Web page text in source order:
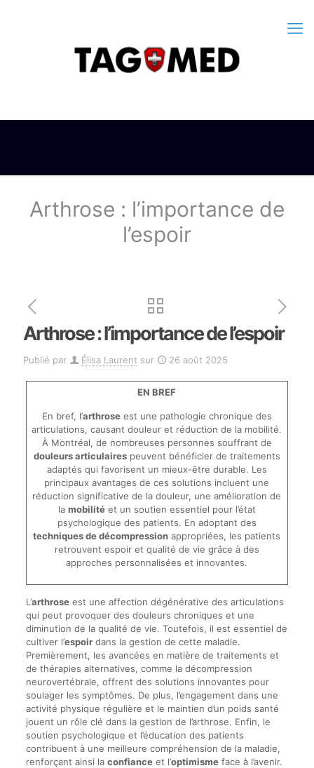
Arthrose : l’importance de
l’espoir
Arthrose : l’importance de l’espoir
Publié par Élisa Laurent sur 26 août 2025
EN BREF
En bref, l’arthroseest une pathologie chronique des
articulations, causant douleur et réduction de la mobilité.
À Montréal, de nombreuses personnes souffrant de
douleurs articulairespeuvent bénéficier de traitements
adaptés qui favorisent un mieux-être durable. Les
principaux avantages de ces solutions incluent une
réduction significative de la douleur, une amélioration de
la mobilitéet un soutien essentiel pour l’état
psychologique des patients. En adoptant des
techniques de décompression appropriées, les patients
retrouvent espoir et qualité de vie grâce à des
approches personnalisées et innovantes.
L’arthroseest une affection dégénérative des articulations
qui peut provoquer des douleurs chroniques et une
diminution de la qualité de vie. Toutefois, il est essentiel de
cultiver l’espoirdans la gestion de cette maladie.
Premièrement, les avancées en matière de traitements et
de thérapies alternatives, comme la décompression
neurovertébrale, offrent des solutions innovantes pour
soulager les symptômes. De plus, l’engagement dans une
activité physique régulière et le maintien d’un poids santé
jouent un rôle clé dans la gestion de l’arthrose. Enfin, le
soutien psychologique et l’éducation des patients
contribuent à une meilleure compréhension de la maladie,
renforçant ainsi la confianceet l’optimismeface à l’avenir.